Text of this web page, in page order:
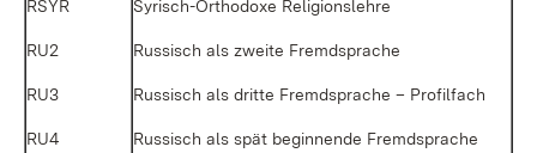
RSYR Sy­risch-Or­tho­do­xe Re­li­gi­ons­leh­re
RU2 Rus­sisch als zwei­te Fremd­spra­che
RU3 Rus­sisch als drit­te Fremd­spra­che – Pro­fil­fach
RU4
Rus­sisch als spät be­gin­nen­de Fremd­spra­che